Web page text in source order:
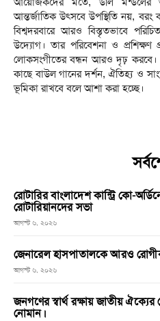
আন্তর্জাতিক উৎসবে উপস্থিতি নয়,
বিশ্বদরবারে আরও বিস্তৃতভাবে
উদ্যোগ। তার পরিবেশনা ও প্রশিক্ষণ
লোকসংগীতের বন্ধন আরও দৃঢ় করবে।
কাছে বাউল গানের দর্শন, ঐতিহ্য ও
ভূমিকা রাখবে বলে আশা করা হচ্ছে।
রোটারির বাংলাদেশ কান্ট্রি কো-
রোটারিয়ানদের সভা
আগস্ট ৬, ২০২৬
জেনারেল হাসপাতালকে আরও
আগস্ট ৬, ২০২৬
জনগণের স্বার্থ রক্ষায় জাতীয়
নোমান।